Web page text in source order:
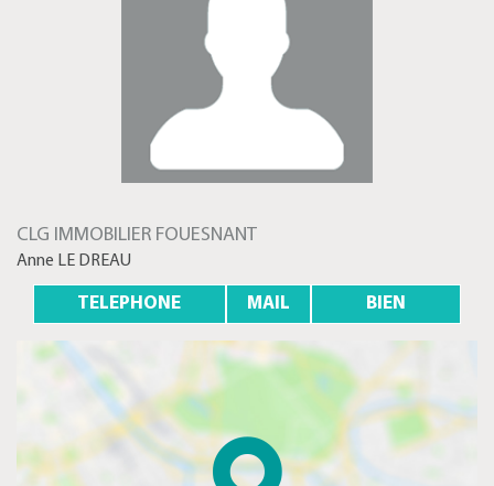
CLG IMMOBILIER FOUESNANT
Anne LE DREAU
TELEPHONE MAIL BIEN